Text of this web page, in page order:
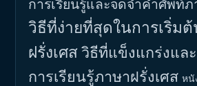
การเรียนรู้และจดจำคำศัพท์ภ
วิธีที่ง่ายที่สุดในการเริ่ม
ฝรั่งเศสวิธีที่แข็งแกร่งแล
การเรียนรู้ภาษาฝรั่งเศส หนั